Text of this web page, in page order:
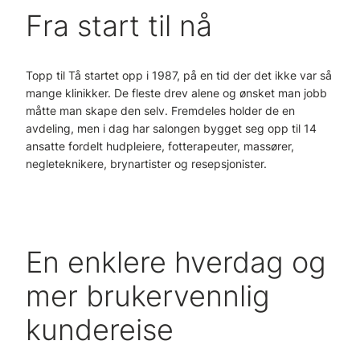
Fra start til nå
Topp til Tå startet opp i 1987, på en tid der det ikke var så
mange klinikker. De fleste drev alene og ønsket man jobb
måtte man skape den selv. Fremdeles holder de en
avdeling, men i dag har salongen bygget seg opp til 14
ansatte fordelt hudpleiere, fotterapeuter, massører,
negleteknikere, brynartister og resepsjonister.
En enklere hverdag og
mer brukervennlig
kundereise